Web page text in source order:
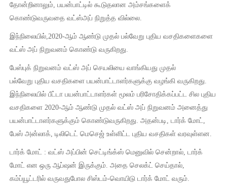
தோன்றினாலும், பயன்பாட்டில் கூடுதலான அம்சங்களைக்
கொண்டுவருவதை வட்ஸ்அப் நிறுத்த வில்லை.
இந்நிலையில்,2020-ஆம் ஆண்டு முதல் பல்வேறு புதிய வசதிகளைகளை
வட்ஸ் அப் நிறுவனம் கொண்டு வருகிறது.
பேஸ்புக் நிறுவனம் வட்ஸ் அப் செயலியை வாங்கியது முதல்
பல்வேறு புதிய வசதிகளை பயன்பாட்டாளர்களுக்கு வழங்கி வருகிறது.
இந்நிலையில் பீட்டா பயன்பாட்டாளர்கள் மூலம் பரிசோதிக்கப்பட்ட சில புதிய
வசதிகளை 2020-ஆம் ஆண்டு முதல் வட்ஸ் அப் நிறுவனம் அனைத்து
பயன்பாட்டாளர்களுக்கும் கொண்டுவருகிறது. அதன்படி, டார்க் மோட்,
பேஸ் அன்லாக், டிலிடெட் மெசெஜ் உள்ளிட்ட புதிய வசதிகள் வரவுள்ளன.
டார்க் மோட் : வட்ஸ் அப்பின் செட்டிங்க்ஸ் மெனுவில் சென்றால், டார்க்
மோட் என ஒரு ஆப்ஷன் இருக்கும். அதை செலக்ட் செய்தால்,
கம்ப்யூட்டரில் வருவதுபோல சிஸ்டம்-வொயிடு டார்க் மோட் வரும்.